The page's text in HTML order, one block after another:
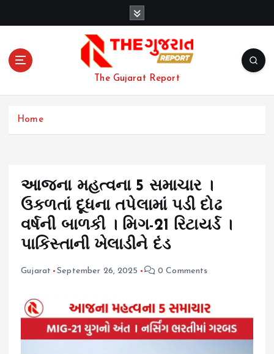
The Gujarat Report
Home
આજના મહત્વના 5 સમાચાર ।
ઉકળતાં દૂધના તપેલામાં પડી દોઢ
વર્ષની બાળકી । મિગ-21 રિટાયર્ડ ।
પાકિસ્તાની ખેલાડીને દંડ
Gujarat September 26, 2025 0 Comments